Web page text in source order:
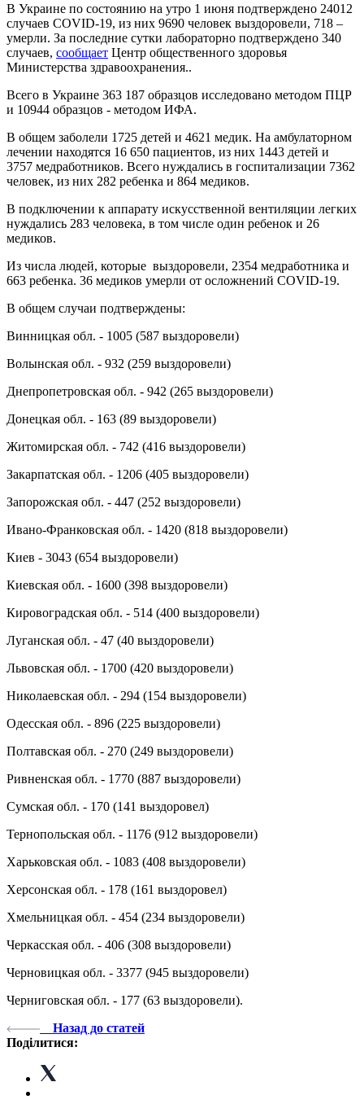
В Украине по состоянию на утро 1 июня подтверждено 24012
случаев COVID-19, из них 9690 человек выздоровели, 718 –
умерли. За последние сутки лабораторно подтверждено 340
случаев, сообщает Центр общественного здоровья
Министерства здравоохранения..
Всего в Украине 363 187 образцов исследовано методом ПЦР
и 10944 образцов - методом ИФА.
В общем заболели 1725 детей и 4621 медик. На амбулаторном
лечении находятся 16 650 пациентов, из них 1443 детей и
3757 медработников. Всего нуждались в госпитализации 7362
человек, из них 282 ребенка и 864 медиков.
В подключении к аппарату искусственной вентиляции легких
нуждались 283 человека, в том числе один ребенок и 26
медиков.
Из числа людей, которые выздоровели, 2354 медработника и
663 ребенка. 36 медиков умерли от осложнений COVID-19.
В общем случаи подтверждены:
Винницкая обл. - 1005 (587 выздоровели)
Волынская обл. - 932 (259 выздоровели)
Днепропетровская обл. - 942 (265 выздоровели)
Донецкая обл. - 163 (89 выздоровели)
Житомирская обл. - 742 (416 выздоровели)
Закарпатская обл. - 1206 (405 выздоровели)
Запорожская обл. - 447 (252 выздоровели)
Ивано-Франковская обл. - 1420 (818 выздоровели)
Киев - 3043 (654 выздоровели)
Киевская обл. - 1600 (398 выздоровели)
Кировоградская обл. - 514 (400 выздоровели)
Луганская обл. - 47 (40 выздоровели)
Львовская обл. - 1700 (420 выздоровели)
Николаевская обл. - 294 (154 выздоровели)
Одесская обл. - 896 (225 выздоровели)
Полтавская обл. - 270 (249 выздоровели)
Ривненская обл. - 1770 (887 выздоровели)
Сумская обл. - 170 (141 выздоровел)
Тернопольская обл. - 1176 (912 выздоровели)
Харьковская обл. - 1083 (408 выздоровели)
Херсонская обл. - 178 (161 выздоровел)
Хмельницкая обл. - 454 (234 выздоровели)
Черкасская обл. - 406 (308 выздоровели)
Черновицкая обл. - 3377 (945 выздоровели)
Черниговская обл. - 177 (63 выздоровели).
Назад до статей
Поділитися: